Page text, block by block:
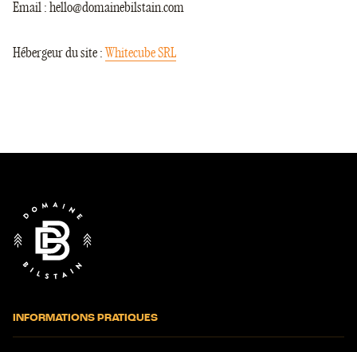
Email : hello@domainebilstain.com
Hébergeur du site : Whitecube SRL
INFORMATIONS PRATIQUES